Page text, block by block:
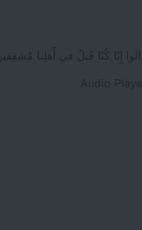
قالوا إِنّا كُنّا قَبلُ في أَهلِنا مُشفِقينَ
Audio Player